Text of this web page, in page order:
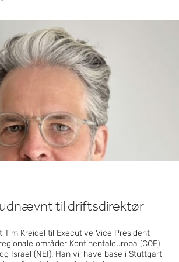
udnævnt til driftsdirektør
Kreidel til Executive Vice President
områder Kontinentaleuropa (COE)
Israel (NEI). Han vil have base i Stuttgart